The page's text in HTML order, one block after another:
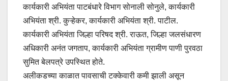
कार्यकारी अभियंता पाटबंधारे विभाग सोनाली सोनुले, कार्यकारी
अभियंता श्री. कुऱ्हेकर, कार्यकारी अभियंता श्री. पाटील.
कार्यकारी अभियंता जिल्हा परिषद श्री. राऊत, जिल्हा जलसंधारण
अधिकारी अनंत जगताप, कार्यकारी अभियंता ग्रामीण पाणी पुरवठा
सुमित बेलपत्रे उपस्थित होते.
अलीकडच्या काळात पावसाची टक्केवारी कमी झाली असून